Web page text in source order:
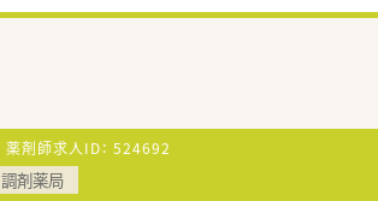
薬剤師求人ID： 524692
調剤薬局